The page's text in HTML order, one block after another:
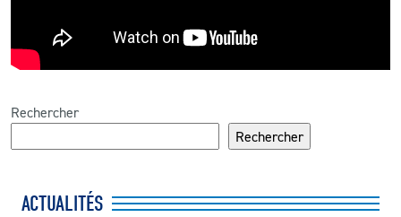
Rechercher
Rechercher
ACTUALITÉS